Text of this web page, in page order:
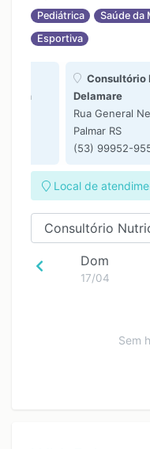
Pediátrica Saúde da
Esportiva
Santa
Consultório
Delamare
Rua General
Palmar RS
(53) 99952-
Local de
Dom
17/04
Sem